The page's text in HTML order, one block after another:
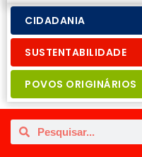
CIDADANIA
SUSTENTABILIDADE
POVOS ORIGINÁRIOS